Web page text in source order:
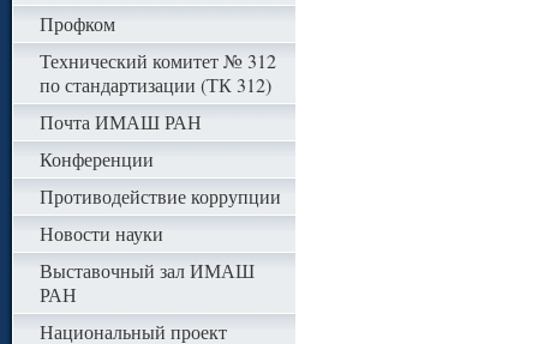
Профком
Технический комитет № 312
по стандартизации (ТК 312)
Почта ИМАШ РАН
Конференции
Противодействие коррупции
Новости науки
Выставочный зал ИМАШ
РАН
Национальный проект